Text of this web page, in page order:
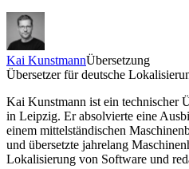
Kai KunstmannÜbersetzung
Übersetzer für deutsche
Kai Kunstmann ist ein technischer
in Leipzig. Er absolvierte eine
einem mittelständischen
und übersetzte jahrelang
Lokalisierung von Software und